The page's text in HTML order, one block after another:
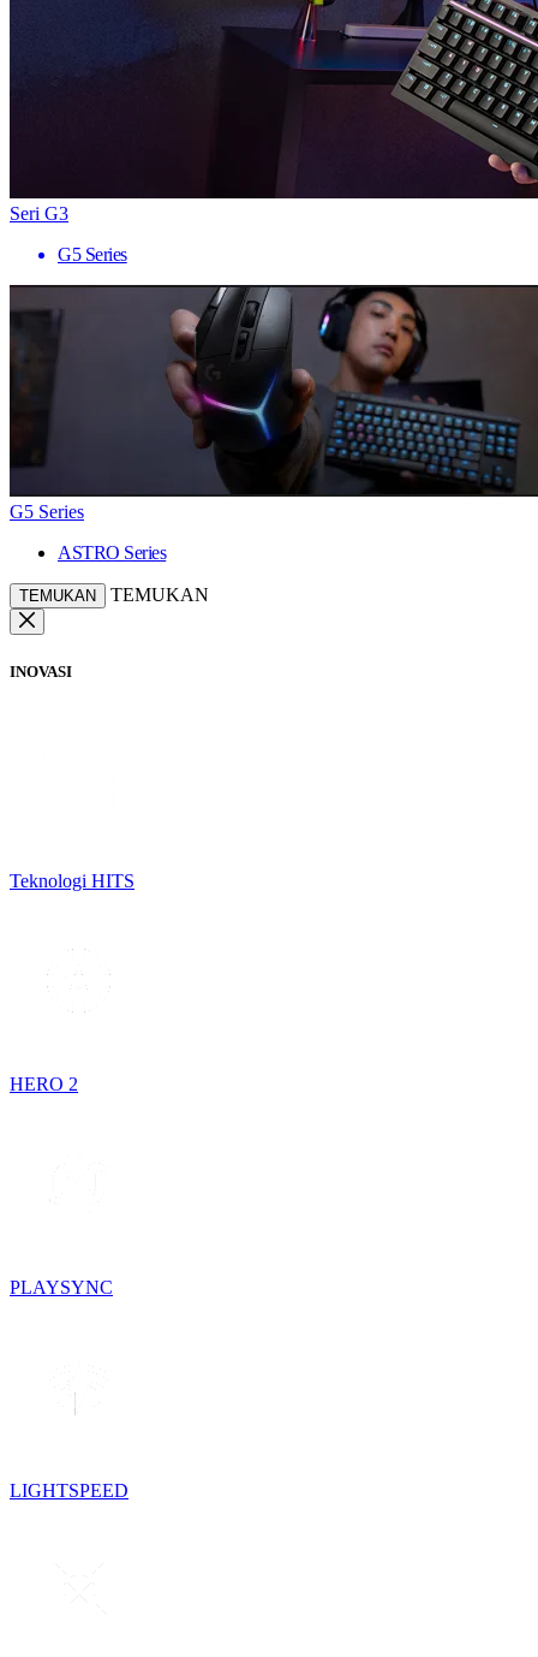
Seri G3
G5 Series
G5 Series
ASTRO Series
TEMUKAN TEMUKAN
INOVASI
Teknologi HITS
HERO 2
PLAYSYNC
LIGHTSPEED